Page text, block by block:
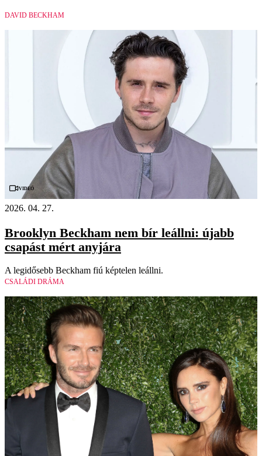
DAVID BECKHAM
Videó
2026. 04. 27.
Brooklyn Beckham nem bír leállni: újabb
csapást mért anyjára
A legidősebb Beckham fiú képtelen leállni.
CSALÁDI DRÁMA